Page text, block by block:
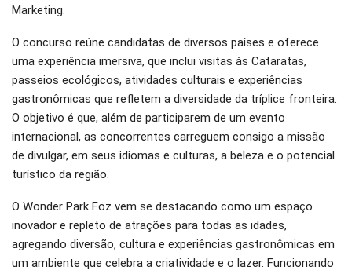
Marketing.
O concurso reúne candidatas de diversos países e oferece
uma experiência imersiva, que inclui visitas às Cataratas,
passeios ecológicos, atividades culturais e experiências
gastronômicas que refletem a diversidade da tríplice fronteira.
O objetivo é que, além de participarem de um evento
internacional, as concorrentes carreguem consigo a missão
de divulgar, em seus idiomas e culturas, a beleza e o potencial
turístico da região.
O Wonder Park Foz vem se destacando como um espaço
inovador e repleto de atrações para todas as idades,
agregando diversão, cultura e experiências gastronômicas em
um ambiente que celebra a criatividade e o lazer. Funcionando